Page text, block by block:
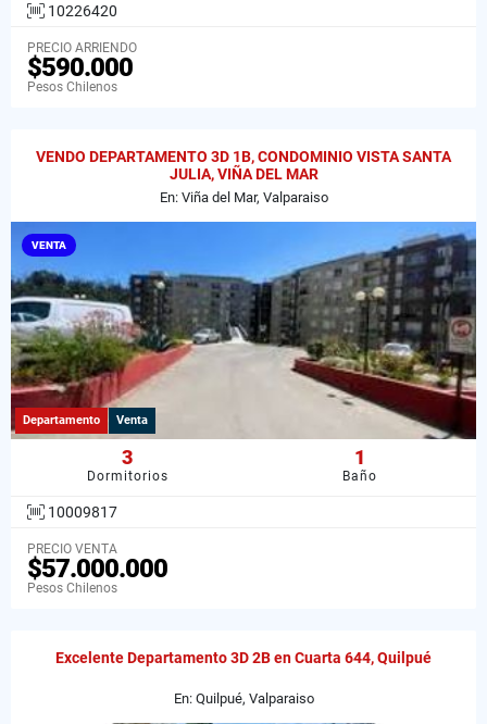
10226420
PRECIO ARRIENDO
$590.000
Pesos Chilenos
VENDO DEPARTAMENTO 3D 1B, CONDOMINIO VISTA SANTA
JULIA, VIÑA DEL MAR
En: Viña del Mar, Valparaiso
VENTA
Departamento Venta
3
Dormitorios
1
Baño
10009817
PRECIO VENTA
$57.000.000
Pesos Chilenos
Excelente Departamento 3D 2B en Cuarta 644, Quilpué
En: Quilpué, Valparaiso